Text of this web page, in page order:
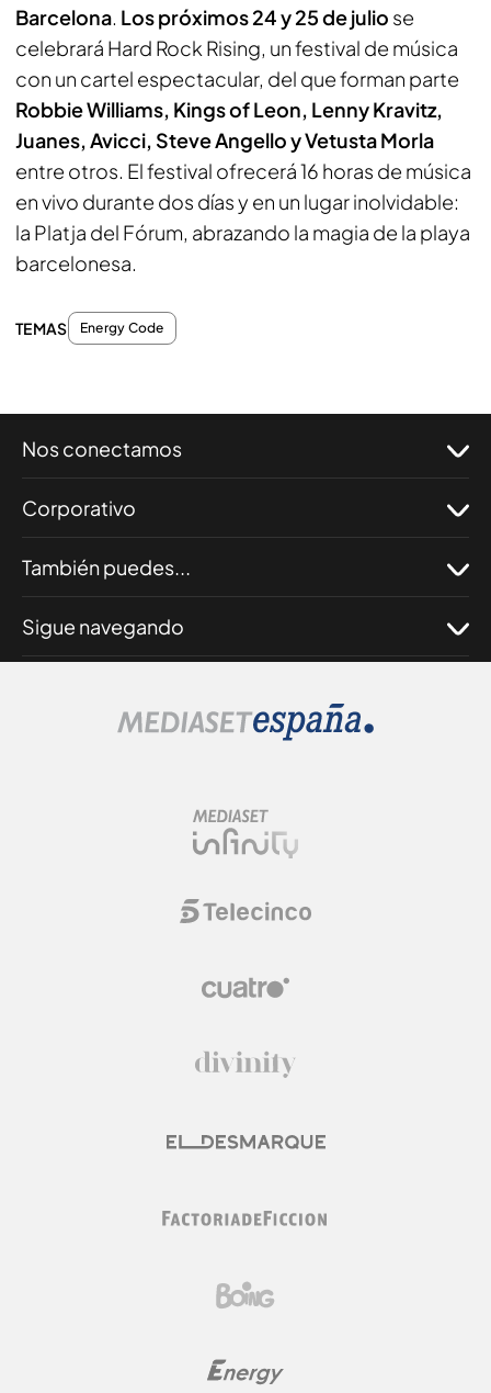
Barcelona. Los próximos 24 y 25 de julio se
celebrará Hard Rock Rising, un festival de música
con un cartel espectacular, del que forman parte
Robbie Williams, Kings of Leon, Lenny Kravitz,
Juanes, Avicci, Steve Angello y Vetusta Morla
entre otros. El festival ofrecerá 16 horas de música
en vivo durante dos días y en un lugar inolvidable:
la Platja del Fórum, abrazando la magia de la playa
barcelonesa.
TEMAS Energy Code
Nos conectamos
Corporativo
También puedes...
Sigue navegando